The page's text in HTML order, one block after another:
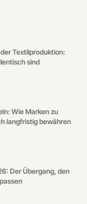
Textilproduktion:
sind
Wie Marken zu
langfristig bewähren
Der Übergang, den